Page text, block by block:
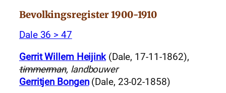
Bevolkingsregister 1900-1910
Dale 36 > 47
Gerrit Willem Heijink(Dale, 17-11-1862),
timmerman, landbouwer
Gerritjen Bongen(Dale, 23-02-1858)